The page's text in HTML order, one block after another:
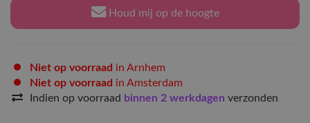
Houd mij op de hoogte
Niet op voorraad in Arnhem
Niet op voorraad in Amsterdam
Indien op voorraad binnen 2 werkdagen verzonden